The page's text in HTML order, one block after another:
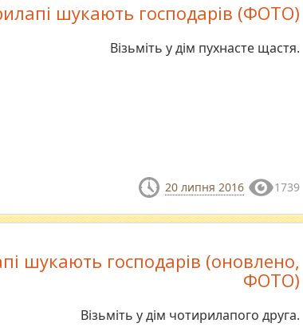
шукають господарів (ФОТО)
Візьміть у дім пухнасте щастя.
20 липня 2016 1739
шукають господарів (оновлено,
ФОТО)
Візьміть у дім чотирилапого друга.